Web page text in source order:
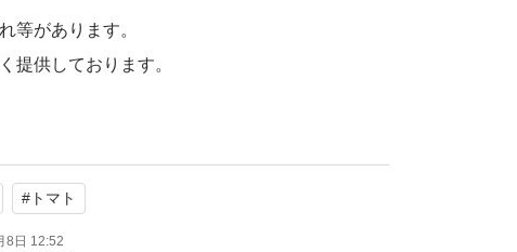
等があります。
提供しております。
や汁出が発生する事を考慮し、
すが、実際は箱の重さ込みで５kg近く入れて発
# トマト
8日 12:52